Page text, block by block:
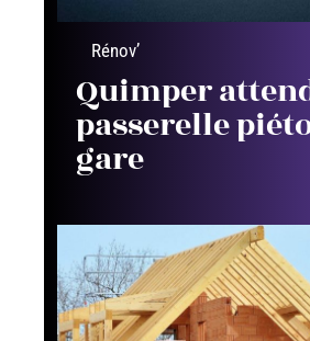
Rénov’
Quimper
passerelle
gare